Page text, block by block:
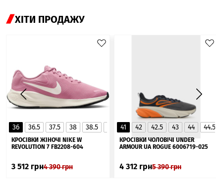
ХІТИ ПРОДАЖУ
36 36.5 37.5 38 38.5 40 40.5
41
▲
КРОСІВКИ ЖІНОЧІ NIKE W
REVOLUTION 7 FB2208-604
3 512 грн4 390грн
41 42 42.5 43 44 44.5
КРОСІВКИ ЧОЛОВІЧІ UNDER
ARMOUR UA ROGUE 6006719-025
4 312 грн5 390грн